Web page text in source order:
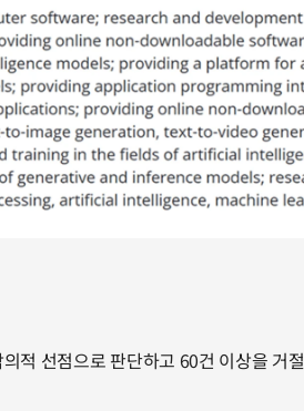
적 선점으로 판단하고 60건 이상을 거절